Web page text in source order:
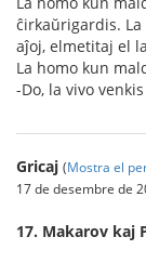
ĉirkaŭrigardis.
aĵoj, elmetitaj el
La homo kun
-Do, la vivo
Gricaj (Mostra el
17 de desembre de
17. Makarov kaj